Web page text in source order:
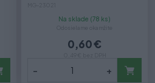
Na sklade (78 ks)
0,60 €
- +